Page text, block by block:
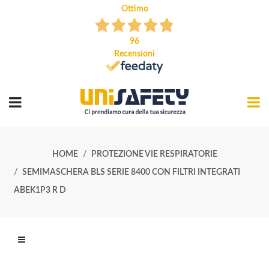
Ottimo
96
Recensioni
HOME PROTEZIONE VIE RESPIRATORIE
SEMIMASCHERA BLS SERIE 8400 CON FILTRI INTEGRATI
ABEK1P3 R D